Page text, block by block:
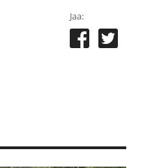
Jaa: